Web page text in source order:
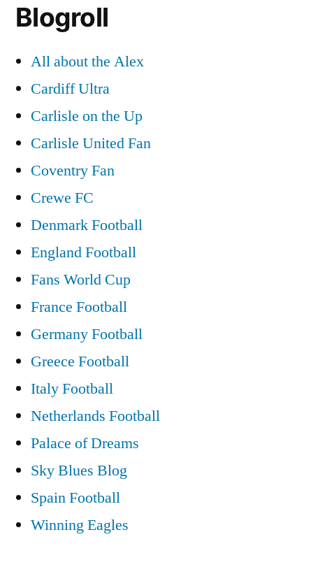
Blogroll
All about the Alex
Cardiff Ultra
Carlisle on the Up
Carlisle United Fan
Coventry Fan
Crewe FC
Denmark Football
England Football
Fans World Cup
France Football
Germany Football
Greece Football
Italy Football
Netherlands Football
Palace of Dreams
Sky Blues Blog
Spain Football
Winning Eagles